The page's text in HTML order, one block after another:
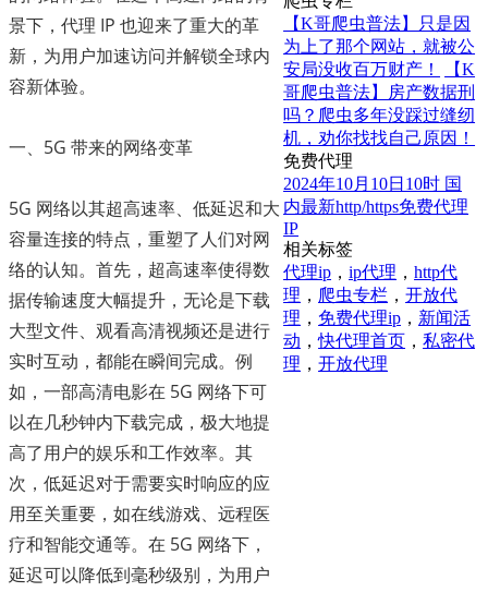
景下，代理 IP 也迎来了重大的革
新，为用户加速访问并解锁全球内
容新体验。
一、5G 带来的网络变革
5G 网络以其超高速率、低延迟和大
容量连接的特点，重塑了人们对网
络的认知。首先，超高速率使得数
据传输速度大幅提升，无论是下载
大型文件、观看高清视频还是进行
实时互动，都能在瞬间完成。例
如，一部高清电影在 5G 网络下可
以在几秒钟内下载完成，极大地提
高了用户的娱乐和工作效率。其
次，低延迟对于需要实时响应的应
用至关重要，如在线游戏、远程医
疗和智能交通等。在 5G 网络下，
延迟可以降低到毫秒级别，为用户
【K哥爬虫普法】只是因
为上了那个网站，就被公
安局没收百万财产！
【K
哥爬虫普法】房产数据刑
吗？爬虫多年没踩过缝纫
机，劝你找找自己原因！
免费代理
2024年10月10日10时 国
内最新http/https免费代理
IP
相关标签
代理ip ，ip代理 ，http代
理 ， 爬虫专栏 ，开放代
理 ， 免费代理ip ， 新闻活
动 ，快代理首页 ，私密代
理 ，开放代理